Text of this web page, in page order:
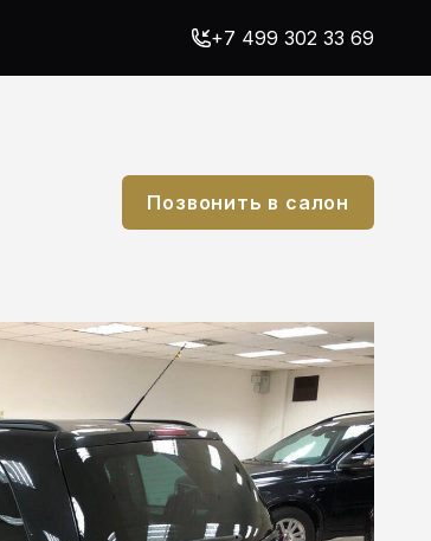
+7 499 302 33 69
Позвонить в салон